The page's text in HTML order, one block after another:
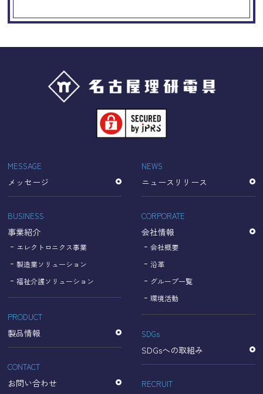
Googleアナリティクスの使用につい
当サイトでは、より良いサービスの提供、またユーザビリ
ティの向上のため、Googleアナリティクスを使用し、当サ
イトの利用状況などのデータ収集及び解析を行っておりま
す。その際、「Cookie」を通じて、Googleがお客様のIPア
ドレスなどの情報を収集する場合がありますが、
「Cookie」で収集される情報は個人を特定できるものでは
収集されたデータはGoogleのプライバシーポリシーにおい
て管理されます。
なお、当サイトのご利用をもって、上述の方法・目的にお
いてGoogle及び当サイトが行うデータ処理に関し、お客様
【Googleのプライバシーポリシー】
https://policies.google.com/privacy?hl=ja
https://policies.google.com/technologies/partner-sites?
hl=ja
個人情報に関するお問い合わせ窓口
名古屋理研電具株式会社
TEL：052-833-1248
MESSAGE
メッセージ
BUSINESS
事業紹介
エレクトロニクス事業
製造業ソリューション
福祉介護ソリューション
PRODUCT
製品情報
CONTACT
お問い合わせ
NEWS
ニュースリリース
CORPORATE
会社情報
会社概要
沿革
グループ一覧
環境活動
SDGs
SDGsへの取組み
RECRUIT